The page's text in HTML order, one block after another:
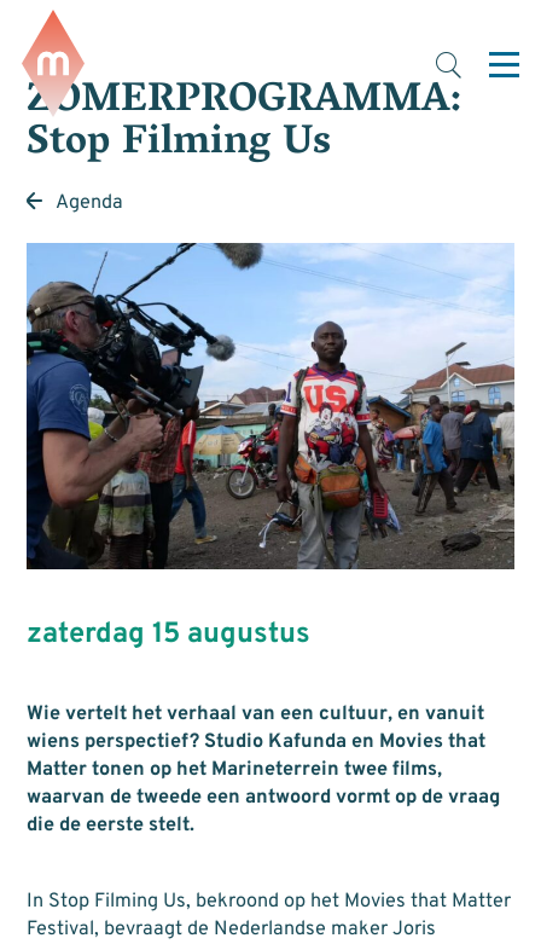
ZOMERPROGRAMMA:
Stop Filming Us
Agenda
zaterdag 15 augustus
Wie vertelt het verhaal van een cultuur, en vanuit
wiens perspectief? Studio Kafunda en Movies that
Matter tonen op het Marineterrein twee films,
waarvan de tweede een antwoord vormt op de vraag
die de eerste stelt.
In Stop Filming Us, bekroond op het Movies that Matter
Festival, bevraagt de Nederlandse maker Joris